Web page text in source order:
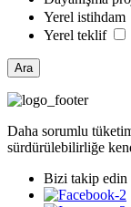
Yerel istihdam
Yerel teklif
Ara
Daha sorumlu
sürdürülebilirliğe
Bizi takip edin